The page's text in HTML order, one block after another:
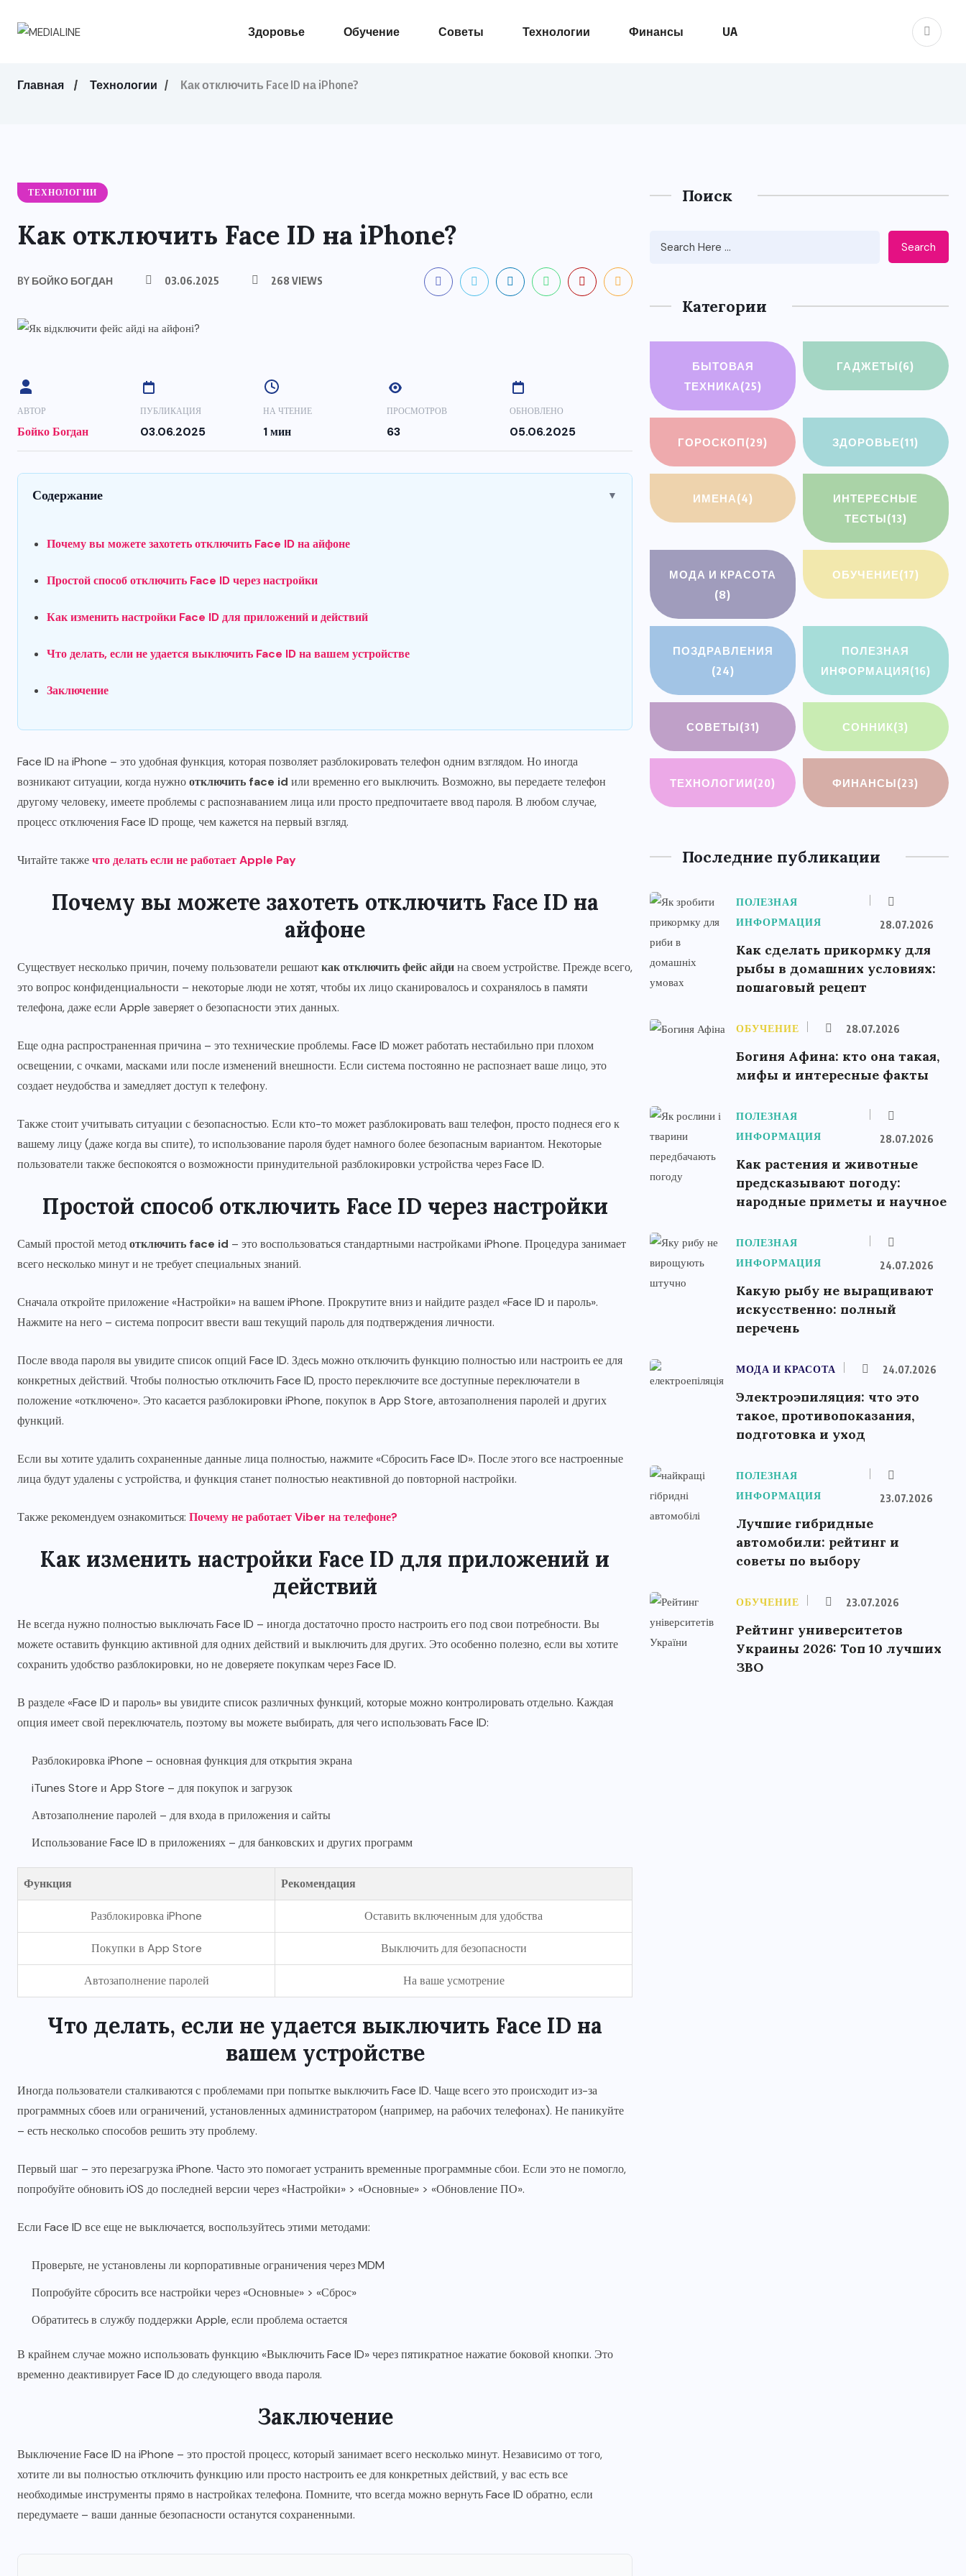
Здоровье Обучение Советы Технологии Финансы UA
Главная Технологии Как отключить Face ID на iPhone?
ТЕХНОЛОГИИ
Как отключить Face ID на iPhone?
BY БОЙКО БОГДАН 03.06.2025 268 VIEWS
АВТОР
Бойко Богдан
ПУБЛИКАЦИЯ
03.06.2025
НА ЧТЕНИЕ
1 мин
ПРОСМОТРОВ
63
ОБНОВЛЕНО
05.06.2025
Содержание ▼
Почему вы можете захотеть отключить Face ID на айфоне
Простой способ отключить Face ID через настройки
Как изменить настройки Face ID для приложений и действий
Что делать, если не удается выключить Face ID на вашем устройстве
Заключение
Face ID на iPhone – это удобная функция, которая позволяет разблокировать телефон одним взглядом. Но иногда
возникают ситуации, когда нужноотключить face id или временно его выключить. Возможно, вы передаете телефон
другому человеку, имеете проблемы с распознаванием лица или просто предпочитаете ввод пароля. В любом случае,
процесс отключения Face ID проще, чем кажется на первый взгляд.
Читайте такжечто делать если не работает Apple Pay
Почему вы можете захотеть отключить Face ID на
айфоне
Существует несколько причин, почему пользователи решаюткак отключить фейс айдина своем устройстве. Прежде всего,
это вопрос конфиденциальности – некоторые люди не хотят, чтобы их лицо сканировалось и сохранялось в памяти
телефона, даже если Apple заверяет о безопасности этих данных.
Еще одна распространенная причина – это технические проблемы. Face ID может работать нестабильно при плохом
освещении, с очками, масками или после изменений внешности. Если система постоянно не распознает ваше лицо, это
создает неудобства и замедляет доступ к телефону.
Также стоит учитывать ситуации с безопасностью. Если кто-то может разблокировать ваш телефон, просто поднеся его к
вашему лицу (даже когда вы спите), то использование пароля будет намного более безопасным вариантом. Некоторые
пользователи также беспокоятся о возможности принудительной разблокировки устройства через Face ID.
Простой способ отключить Face ID через настройки
Самый простой методотключить face id – это воспользоваться стандартными настройками iPhone. Процедура занимает
всего несколько минут и не требует специальных знаний.
Сначала откройте приложение «Настройки» на вашем iPhone. Прокрутите вниз и найдите раздел «Face ID и пароль».
Нажмите на него – система попросит ввести ваш текущий пароль для подтверждения личности.
После ввода пароля вы увидите список опций Face ID. Здесь можно отключить функцию полностью или настроить ее для
конкретных действий. Чтобы полностью отключить Face ID, просто переключите все доступные переключатели в
положение «отключено». Это касается разблокировки iPhone, покупок в App Store, автозаполнения паролей и других
функций.
Если вы хотите удалить сохраненные данные лица полностью, нажмите «Сбросить Face ID». После этого все настроенные
лица будут удалены с устройства, и функция станет полностью неактивной до повторной настройки.
Также рекомендуем ознакомиться: Почему не работает Viber на телефоне?
Как изменить настройки Face ID для приложений и
действий
Не всегда нужно полностью выключать Face ID – иногда достаточно просто настроить его под свои потребности. Вы
можете оставить функцию активной для одних действий и выключить для других. Это особенно полезно, если вы хотите
сохранить удобство разблокировки, но не доверяете покупкам через Face ID.
В разделе «Face ID и пароль» вы увидите список различных функций, которые можно контролировать отдельно. Каждая
опция имеет свой переключатель, поэтому вы можете выбирать, для чего использовать Face ID:
Разблокировка iPhone – основная функция для открытия экрана
iTunes Store и App Store – для покупок и загрузок
Автозаполнение паролей – для входа в приложения и сайты
Использование Face ID в приложениях – для банковских и других программ
Функция Рекомендация
Разблокировка iPhone Оставить включенным для удобства
Покупки в App Store Выключить для безопасности
Автозаполнение паролей На ваше усмотрение
Что делать, если не удается выключить Face ID на
вашем устройстве
Иногда пользователи сталкиваются с проблемами при попытке выключить Face ID. Чаще всего это происходит из-за
программных сбоев или ограничений, установленных администратором (например, на рабочих телефонах). Не паникуйте
– есть несколько способов решить эту проблему.
Первый шаг – это перезагрузка iPhone. Часто это помогает устранить временные программные сбои. Если это не помогло,
попробуйте обновить iOS до последней версии через «Настройки» > «Основные» > «Обновление ПО».
Если Face ID все еще не выключается, воспользуйтесь этими методами:
Проверьте, не установлены ли корпоративные ограничения через MDM
Попробуйте сбросить все настройки через «Основные» > «Сброс»
Обратитесь в службу поддержки Apple, если проблема остается
В крайнем случае можно использовать функцию «Выключить Face ID» через пятикратное нажатие боковой кнопки. Это
временно деактивирует Face ID до следующего ввода пароля.
Заключение
Выключение Face ID на iPhone – это простой процесс, который занимает всего несколько минут. Независимо от того,
хотите ли вы полностью отключить функцию или просто настроить ее для конкретных действий, у вас есть все
необходимые инструменты прямо в настройках телефона. Помните, что всегда можно вернуть Face ID обратно, если
передумаете – ваши данные безопасности останутся сохраненными.
Поиск
Search
Категории
БЫТОВАЯ
ТЕХНИКА(25)
ГАДЖЕТЫ(6)
ГОРОСКОП(29) ЗДОРОВЬЕ(11)
ИМЕНА(4)
ИНТЕРЕСНЫЕ
ТЕСТЫ(13)
МОДА И КРАСОТА
(8)
ОБУЧЕНИЕ(17)
ПОЗДРАВЛЕНИЯ
(24)
ПОЛЕЗНАЯ
ИНФОРМАЦИЯ(16)
СОВЕТЫ(31) СОННИК(3)
ТЕХНОЛОГИИ(20) ФИНАНСЫ(23)
Последние публикации
ПОЛЕЗНАЯ
ИНФОРМАЦИЯ
28.07.2026
Как сделать прикормку для
рыбы в домашних условиях:
пошаговый рецепт
ОБУЧЕНИЕ 28.07.2026
Богиня Афина: кто она такая,
мифы и интересные факты
ПОЛЕЗНАЯ
ИНФОРМАЦИЯ
28.07.2026
Как растения и животные
предсказывают погоду:
народные приметы и научное
ПОЛЕЗНАЯ
ИНФОРМАЦИЯ
24.07.2026
Какую рыбу не выращивают
искусственно: полный
перечень
МОДА И КРАСОТА 24.07.2026
Электроэпиляция: что это
такое, противопоказания,
подготовка и уход
ПОЛЕЗНАЯ
ИНФОРМАЦИЯ
23.07.2026
Лучшие гибридные
автомобили: рейтинг и
советы по выбору
ОБУЧЕНИЕ 23.07.2026
Рейтинг университетов
Украины 2026: Топ 10 лучших
ЗВО